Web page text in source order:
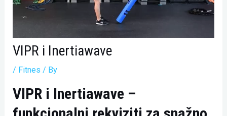
VIPR i Inertiawave
/ Fitnes / By
VIPR i Inertiawave –